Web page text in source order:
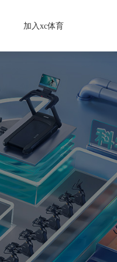
加入xc体育